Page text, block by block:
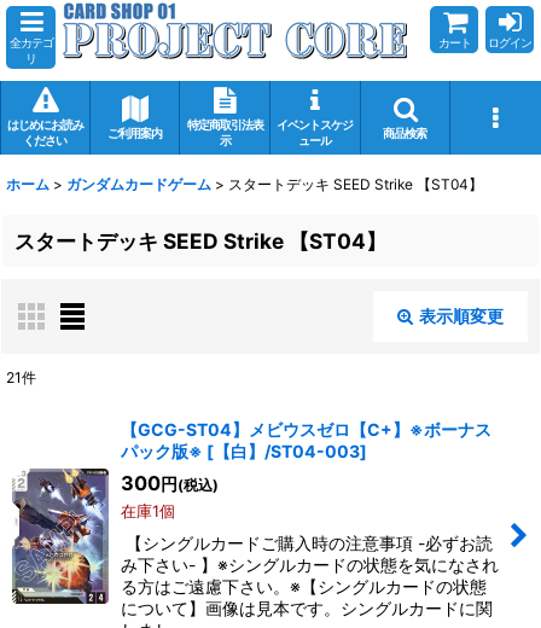
全カテゴ
リ
カート ログイン
はじめにお読み
ください
ご利用案内
特定商取引法表
示
イベントスケジ
ュール
商品検索
ホーム > ガンダムカードゲーム > スタートデッキ SEED Strike 【ST04】
スタートデッキ SEED Strike 【ST04】
表示順変更
在庫あり
並び順:
絞り込む
21件
【GCG-ST04】メビウスゼロ【C+】※ボーナス
パック版※ [ 【白】/ST04-003]
300円 (税込)
在庫1個
【シングルカードご購入時の注意事項 -必ずお読
み下さい- 】※シングルカードの状態を気になされ
る方はご遠慮下さい。※【シングルカードの状態
について】画像は見本です。シングルカードに関